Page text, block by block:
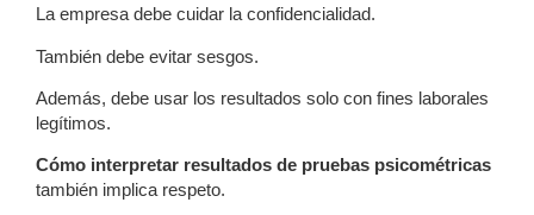
La empresa debe cuidar la confidencialidad.
También debe evitar sesgos.
Además, debe usar los resultados solo con fines laborales
legítimos.
Cómo interpretar resultados de pruebas psicométricas
también implica respeto.